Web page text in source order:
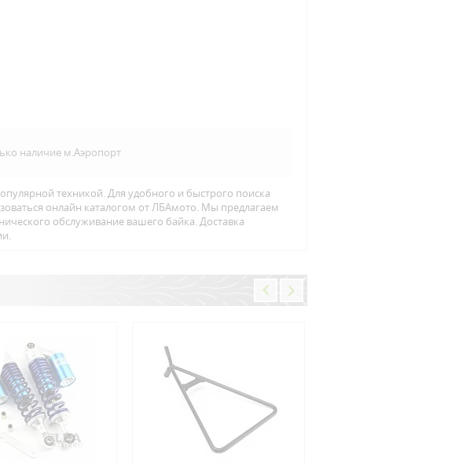
наличие м.Аэропорт
техникой. Для удобного и быстрого поиска
онлайн каталогом от ЛБАмото. Мы предлагаем
обслуживание вашего байка. Доставка